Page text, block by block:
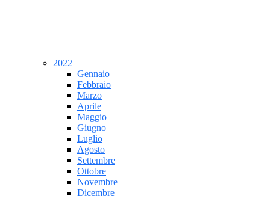
2022
Gennaio
Febbraio
Marzo
Aprile
Maggio
Giugno
Luglio
Agosto
Settembre
Ottobre
Novembre
Dicembre